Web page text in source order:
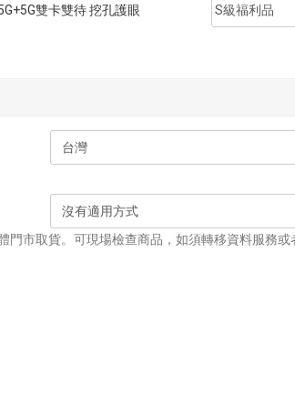
雙卡雙待 挖孔護眼
門市取貨。可現場檢查商品，如須轉移資料服務或